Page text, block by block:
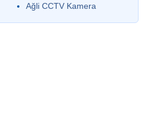
Ağli CCTV Kamera